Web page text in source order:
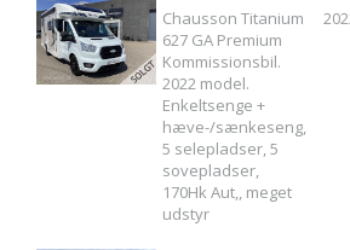
Chausson Titanium
627 GA Premium
Kommissionsbil.
2022 model.
Enkeltsenge +
hæve-/sænkeseng,
5 selepladser, 5
sovepladser,
170Hk Aut,, meget
udstyr